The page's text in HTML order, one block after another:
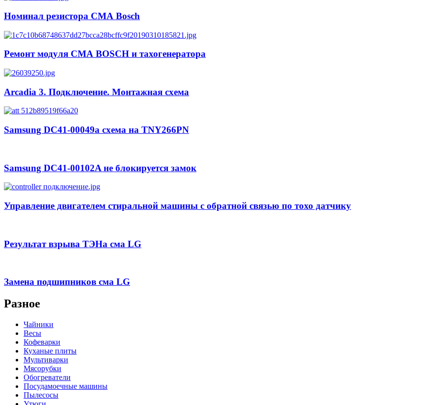
Номинал резистора СМА Bosch
Ремонт модуля СМА BOSCH и тахогенератора
Arcadia 3. Подключение. Монтажная схема
Samsung DC41-00049a схема на TNY266PN
Samsung DC41-00102A не блокируется замок
Управление двигателем стиральной машины с обратной связью по тохо датчику
Результат взрыва ТЭНа сма LG
Замена подшипников сма LG
Разное
Чайники
Весы
Кофеварки
Куханые плиты
Мультиварки
Мясорубки
Обогреватели
Посудамоечные машины
Пылесосы